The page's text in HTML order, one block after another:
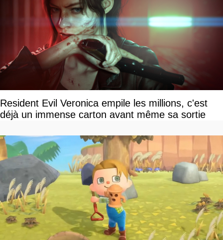
Resident Evil Veronica empile les millions, c'est
déjà un immense carton avant même sa sortie